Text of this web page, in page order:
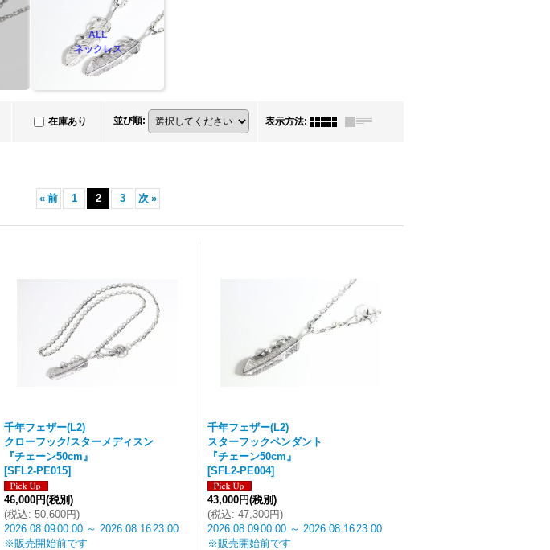
ALL
ネックレス
在庫あり 並び順: 表示方法:
« 前 1 2 3 次 »
千年フェザー(L2)
クローフック/スターメディスン
『チェーン50cm』
[SFL2-PE015]
46,000円(税別)
(税込: 50,600円)
2026.08.0900:00 ～ 2026.08.1623:00
※販売開始前です
千年フェザー(L2)
スターフックペンダント
『チェーン50cm』
[SFL2-PE004]
43,000円(税別)
(税込: 47,300円)
2026.08.0900:00 ～ 2026.08.1623:00
※販売開始前です